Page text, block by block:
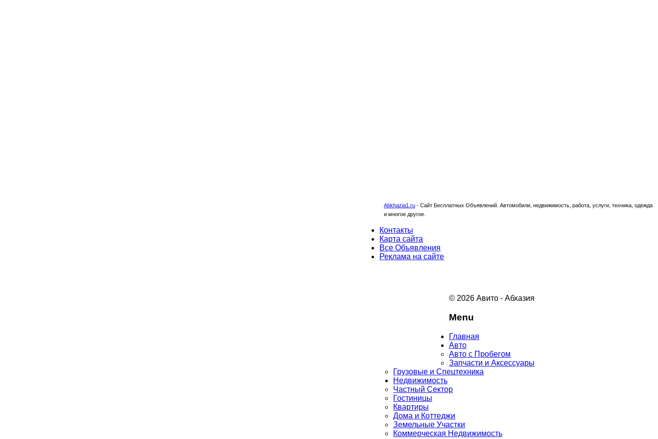
Abkhazia1.ru - Сайт Бесплатных Объявлений. Автомобили, недвижимость, работа, услуги, техника, одежда
и многое другое.
Контакты
Карта сайта
Все Объявления
Реклама на сайте
© 2026 Авито - Абхазия
Menu
Главная
Авто
Авто с Пробегом
Запчасти и Аксессуары
Грузовые и Спецтехника
Недвижимость
Частный Сектор
Гостиницы
Квартиры
Дома и Коттеджи
Земельные Участки
Коммерческая Недвижимость